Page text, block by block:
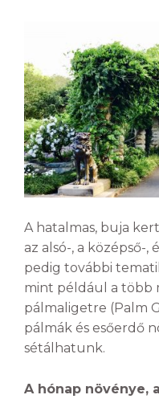
A hatalmas, buja
az alsó-, a középső-
pedig további
mint például a több
pálmaligetre (Palm
pálmák és esőerdő
sétálhatunk.
A hónap növénye,